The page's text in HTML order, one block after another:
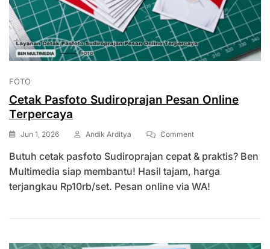
FOTO
Cetak Pasfoto Sudiroprajan Pesan Online
Terpercaya
Jun 1, 2026 Andik Arditya CommentOn
Pasfoto
Sudiroprajan
Pesan
Online
Butuh cetak pasfoto Sudiroprajan cepat & praktis? Ben
Multimedia siap membantu! Hasil tajam, harga
terjangkau Rp10rb/set. Pesan online via WA!